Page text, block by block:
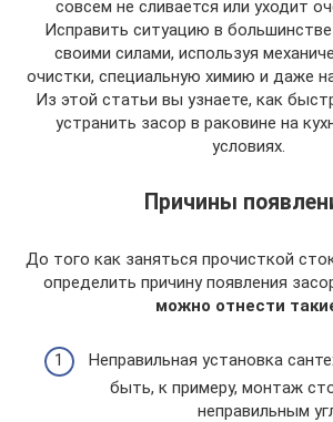
совсем не сливается или уходит
Исправить ситуацию в
своими силами, используя
очистки, специальную химию и даже
Из этой статьи вы узнаете, как
устранить засор в раковине на
условиях.
Причины
До того как заняться прочисткой
определить причину появления
можно отнести
Неправильная установка
быть, к примеру, монтаж
неправильным